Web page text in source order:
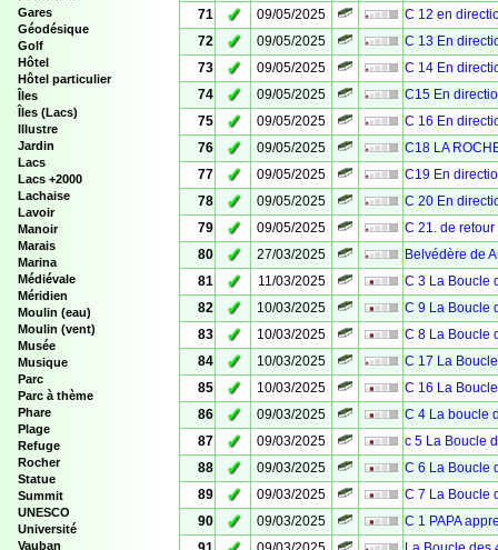
Gares
Géodésique
Golf
Hôtel
Hôtel particulier
Îles
Îles (Lacs)
Illustre
Jardin
Lacs
Lacs +2000
Lachaise
Lavoir
Manoir
Marais
Marina
Médiévale
Méridien
Moulin (eau)
Moulin (vent)
Musée
Musique
Parc
Parc à thème
Phare
Plage
Refuge
Rocher
Statue
Summit
UNESCO
Université
Vauban
71
✓ 09/05/2025
C 12 en
72
✓ 09/05/2025
C 13 En
73
✓ 09/05/2025
C 14 En
74
✓ 09/05/2025
C15 En
75
✓ 09/05/2025
C 16 En
76
✓ 09/05/2025
C18 LA
77
✓ 09/05/2025
C19 En
78
✓ 09/05/2025
C 20 En
79
✓ 09/05/2025
C 21. de
80
✓ 27/03/2025
Belvédère de
81
✓ 11/03/2025
C 3 La Boucle
82
✓ 10/03/2025
C 9 La Boucle
83
✓ 10/03/2025
C 8 La Boucle
84
✓ 10/03/2025
C 17 La
85
✓ 10/03/2025
C 16 La
86
✓ 09/03/2025
C 4 La boucle
87
✓ 09/03/2025
c 5 La Boucle
88
✓ 09/03/2025
C 6 La Boucle
89
✓ 09/03/2025
C 7 La Boucle
90
✓ 09/03/2025
C 1 PAPA